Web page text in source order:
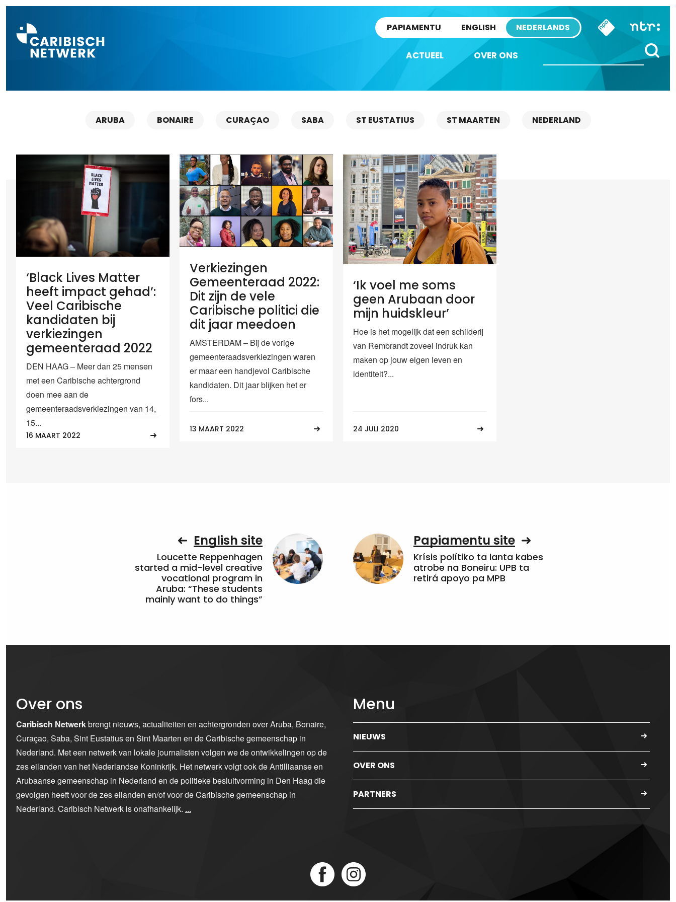
PAPIAMENTU ENGLISH NEDERLANDS
ACTUEEL OVER ONS
ARUBA BONAIRE CURAÇAO SABA ST EUSTATIUS ST MAARTEN NEDERLAND
‘Black Lives Matter
heeft impact gehad’:
Veel Caribische
kandidaten bij
verkiezingen
gemeenteraad 2022
DEN HAAG – Meer dan 25 mensen
met een Caribische achtergrond
doen mee aan de
gemeenteraadsverkiezingen van 14,
15...
16 MAART 2022
Verkiezingen
Gemeenteraad 2022:
Dit zijn de vele
Caribische politici die
dit jaar meedoen
AMSTERDAM – Bij de vorige
gemeenteraadsverkiezingen waren
er maar een handjevol Caribische
kandidaten. Dit jaar blijken het er
fors...
13 MAART 2022
‘Ik voel me soms
geen Arubaan door
mijn huidskleur’
Hoe is het mogelijk dat een schilderij
van Rembrandt zoveel indruk kan
maken op jouw eigen leven en
identiteit?...
24 JULI 2020
English site
Loucette Reppenhagen
started a mid-level creative
vocational program in
Aruba: “These students
mainly want to do things”
Papiamentu site
Krísis polítiko ta lanta kabes
atrobe na Boneiru: UPB ta
retirá apoyo pa MPB
Over ons
Caribisch Netwerkbrengt nieuws, actualiteiten en achtergronden over Aruba, Bonaire,
Curaçao, Saba, Sint Eustatius en Sint Maarten en de Caribische gemeenschap in
Nederland. Met een netwerk van lokale journalisten volgen we de ontwikkelingen op de
zes eilanden van het Nederlandse Koninkrijk. Het netwerk volgt ook de Antilliaanse en
Arubaanse gemeenschap in Nederland en de politieke besluitvorming in Den Haag die
gevolgen heeft voor de zes eilanden en/of voor de Caribische gemeenschap in
Nederland. Caribisch Netwerk is onafhankelijk. ...
Menu
NIEUWS
OVER ONS
PARTNERS